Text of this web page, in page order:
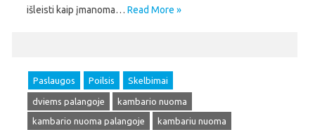
išleisti kaip įmanoma… Read More »
Paslaugos Poilsis Skelbimai
dviems palangoje
kambario nuoma
kambario nuoma palangoje
kambariu nuoma